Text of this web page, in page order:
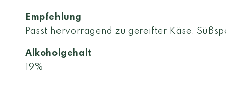
Empfehlung
Passt hervorragend zu gereifter Käse,
Alkoholgehalt
19%